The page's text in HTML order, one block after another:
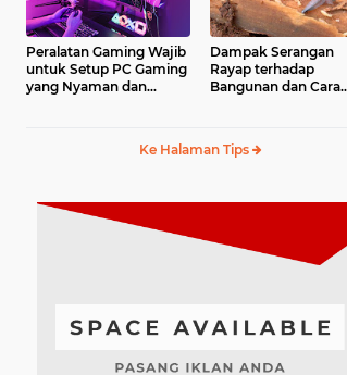
Peralatan Gaming Wajib
untuk Setup PC Gaming
yang Nyaman dan
Dampak Serangan
Rayap terhadap
Bangunan dan Cara
Ke Halaman Tips